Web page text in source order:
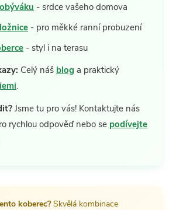
- srdce vašeho domova
- pro měkké ranní probuzení
- styl i na terasu
Celý náš blog a praktický
.
Jsme tu pro vás! Kontaktujte nás
rychlou odpověď nebo se podívejte
koberec?Skvělá kombinace